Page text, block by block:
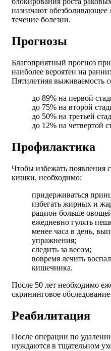
назначают обезболивающее
течение болезни.
Прогнозы
Благоприятный прогноз
наиболее вероятен на
Пятилетняя выживаемость
до 89% на первой
до 75% на второй
до 50% на третьей
до 12% на четвертой
Профилактика
Чтобы избежать появления
кишки, необходимо:
придерживаться
избегать жирных и
рацион больше
ежедневно гулять
менее часа в день,
упражнения;
следить за весом;
вовремя лечить
кишечника.
После 50 лет необходимо
скрининговое
Реабилитация
После операции по
нуждаются в тщательном